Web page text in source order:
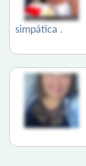
simpática .